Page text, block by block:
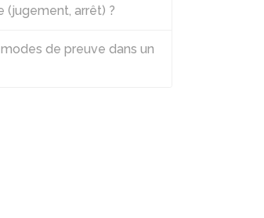
(jugement, arrêt) ?
de preuve dans un